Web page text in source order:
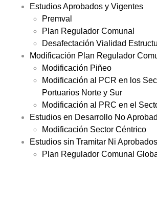
Estudios Aprobados y Vigentes
Premval
Plan Regulador Comunal
Desafectación Vialidad
Modificación Plan Regulador
Modificación Piñeo
Modificación al PCR en los
Portuarios Norte y Sur
Modificación al PRC en el
Estudios en Desarrollo No
Modificación Sector Céntrico
Estudios sin Tramitar Ni Aprobados
Plan Regulador Comunal